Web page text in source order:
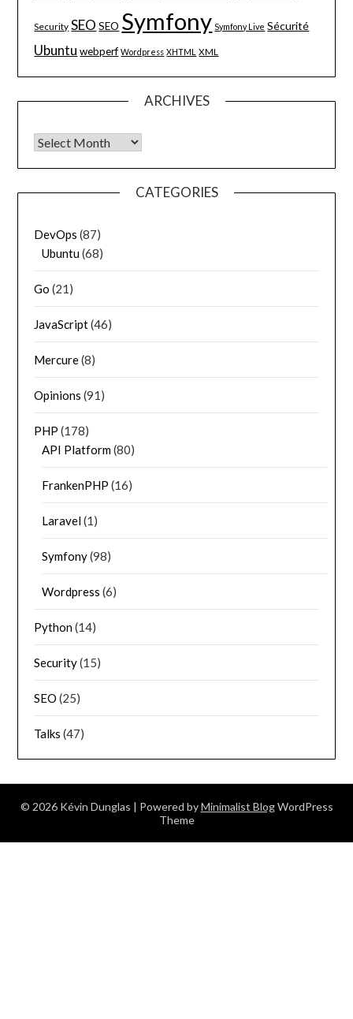
Security SEO SEO Symfony Symfony Live Sécurité
Ubuntu webperf Wordpress XHTML XML
ARCHIVES
Archives
CATEGORIES
DevOps (87)
Ubuntu(68)
Go (21)
JavaScript(46)
Mercure(8)
Opinions (91)
PHP (178)
API Platform(80)
FrankenPHP (16)
Laravel(1)
Symfony(98)
Wordpress (6)
Python(14)
Security(15)
SEO (25)
Talks (47)
© 2026 Kévin Dunglas | Powered byMinimalist BlogWordPress
Theme